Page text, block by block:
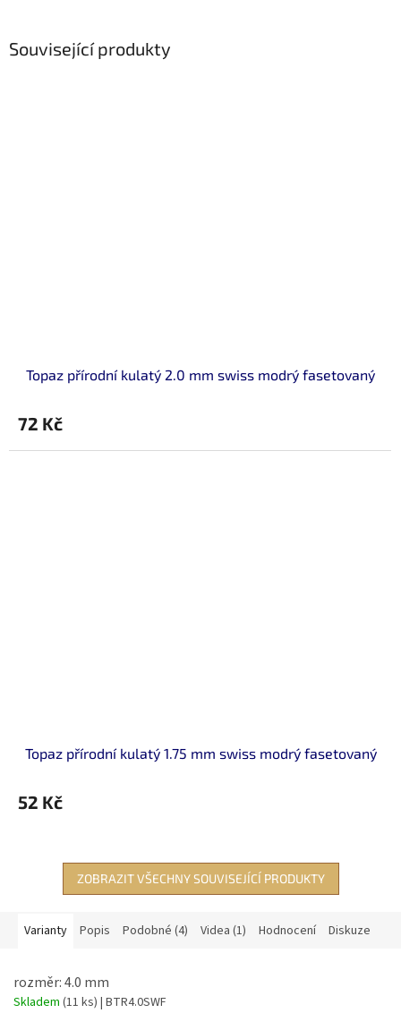
Související produkty
Topaz přírodní kulatý 2.0 mm swiss modrý fasetovaný
72 Kč
Topaz přírodní kulatý 1.75 mm swiss modrý fasetovaný
52 Kč
ZOBRAZIT VŠECHNY SOUVISEJÍCÍ PRODUKTY
Varianty Popis Podobné (4) Videa (1) Hodnocení Diskuze
rozměr: 4.0 mm
Skladem (11 ks) | BTR4.0SWF